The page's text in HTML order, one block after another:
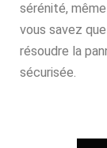
sérénité,
vous savez
résoudre la
sécurisée.